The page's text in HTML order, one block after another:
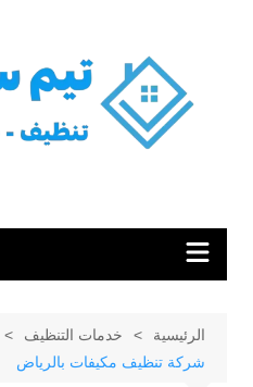
الرئيسية
خدمات التنظيف
شركة تنظيف مكيفات بالرياض